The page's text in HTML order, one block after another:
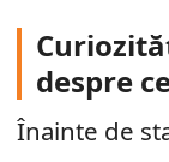
despre
Înainte de